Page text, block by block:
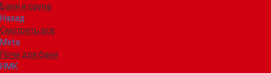
Баня и сауна
Назад
Смотреть все
Meta
Печи для бани
НМК